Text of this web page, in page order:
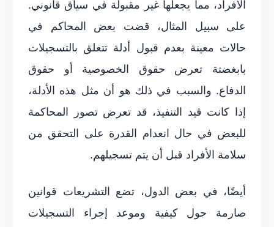
الأفراد، مما يجعلها غير مقبولة في سياق قانوني.
على سبيل المثال، قضت بعض المحاكم في
حالات معينة بعدم قبول أدلة تتعلق بالتسجيلات
بابغضتة تعرض حقوق الخصوصية أو حقوق
الدفاع. والسبب في ذلك هو أن مثل هذه الأدلة،
إذا كانت قيد التنفيذ، قد تعرض تصور المحاكمة
للبعض في حال انعدام القدرة على التحقق من
سلامة الأفراد قبل أن يتم تسجيلهم.
أيضًا، في بعض الدول، تضع التشريعات قوانين
صارمة حول كيفية وموعد إجراء التسجيلات